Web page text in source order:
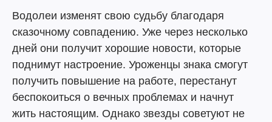
Водолеи изменят свою судьбу благодаря
сказочному совпадению. Уже через несколько
дней они получит хорошие новости, которые
поднимут настроение. Уроженцы знака смогут
получить повышение на работе, перестанут
беспокоиться о вечных проблемах и начнут
жить настоящим. Однако звезды советуют не